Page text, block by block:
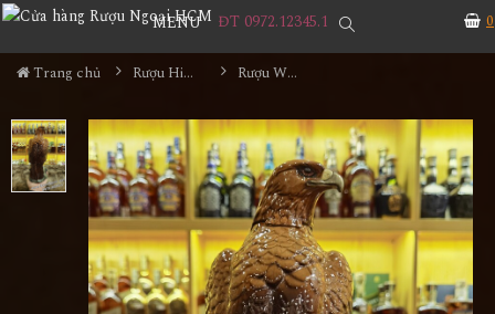
0
MENU ĐT 0972.12345.1
Trang chủ Rượu Hiếm - Cũ Rượu Whyte & Mackay Golden Eagle 1984